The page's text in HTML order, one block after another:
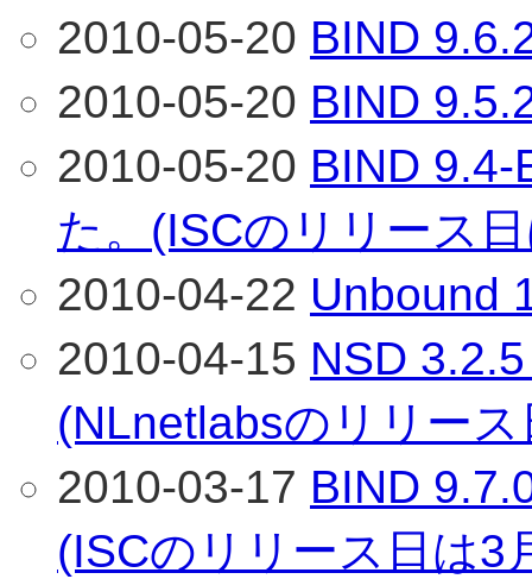
2010-05-20 BIND
2010-05-20 BIND
2010-05-20 BIND
た。(ISCのリリース
2010-04-22 Unbound
2010-04-15 NSD
(NLnetlabsのリリー
2010-03-17 BIND
(ISCのリリース日は3